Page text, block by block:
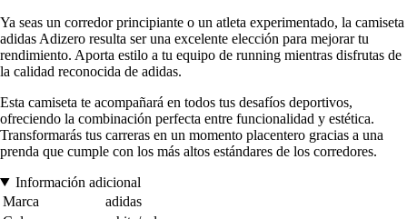
Ya seas un corredor principiante o un atleta experimentado, la camiseta
adidas Adizero resulta ser una excelente elección para mejorar tu
rendimiento. Aporta estilo a tu equipo de running mientras disfrutas de
la calidad reconocida de adidas.
Esta camiseta te acompañará en todos tus desafíos deportivos,
ofreciendo la combinación perfecta entre funcionalidad y estética.
Transformarás tus carreras en un momento placentero gracias a una
prenda que cumple con los más altos estándares de los corredores.
Información adicional
Marca
adidas